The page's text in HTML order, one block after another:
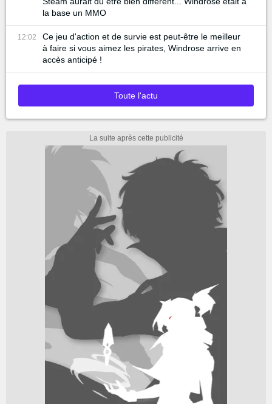
la base un MMO
12:02
Ce jeu d'action et de survie est peut-être le meilleur
à faire si vous aimez les pirates, Windrose arrive en
accès anticipé !
Toute l'actu